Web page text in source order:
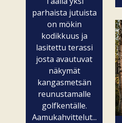
parhaista jutuista
on mökin
kodikkuus ja
lasitettu terassi
josta avautuvat
näkymät
kangasmetsän
reunustamalle
golfkentälle.
Aamukahvittelut...